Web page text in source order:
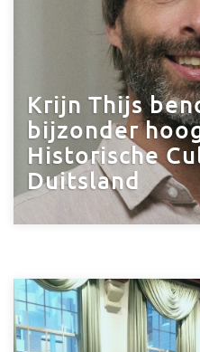
Krijn Thijs
bijzonder
Historische
Duitsland